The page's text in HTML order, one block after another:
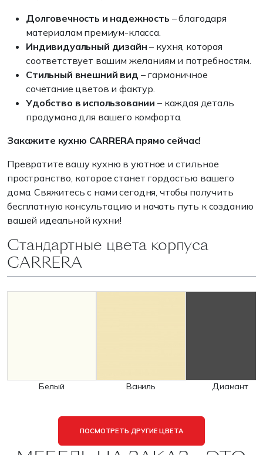
Долговечность и надежность – благодаря
материалам премиум-класса.
Индивидуальный дизайн – кухня, которая
соответствует вашим желаниям и потребностям.
Стильный внешний вид – гармоничное
сочетание цветов и фактур.
Удобство в использовании – каждая деталь
продумана для вашего комфорта.
Закажите кухню CARRERA прямо сейчас!
Превратите вашу кухню в уютное и стильное
пространство, которое станет гордостью вашего
дома. Свяжитесь с нами сегодня, чтобы получить
бесплатную консультацию и начать путь к созданию
вашей идеальной кухни!
Стандартные цвета корпуса
CARRERA
Белый Ваниль Диамант
ПОСМОТРЕТЬ ДРУГИЕ ЦВЕТА